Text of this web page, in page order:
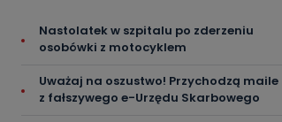
Nastolatek w szpitalu po zderzeniu
osobówki z motocyklem
Uważaj na oszustwo! Przychodzą maile
z fałszywego e-Urzędu Skarbowego